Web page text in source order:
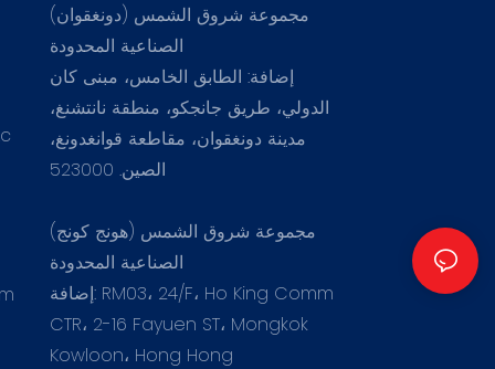
مجموعة شروق الشمس (دونغقوان)
إضافة: الطابق الخامس، مبنى كان
الدولي، طريق جانجكو، منطقة نانتشنغ،
مدينة دونغقوان، مقاطعة قوانغدونغ،
الصين. 523000
مجموعة شروق الشمس (هونج كونج)
إضافة: RM03، 24/F، Ho King Comm
CTR، 2-16 Fayuen ST، Mongkok
Kowloon، Hong Hong